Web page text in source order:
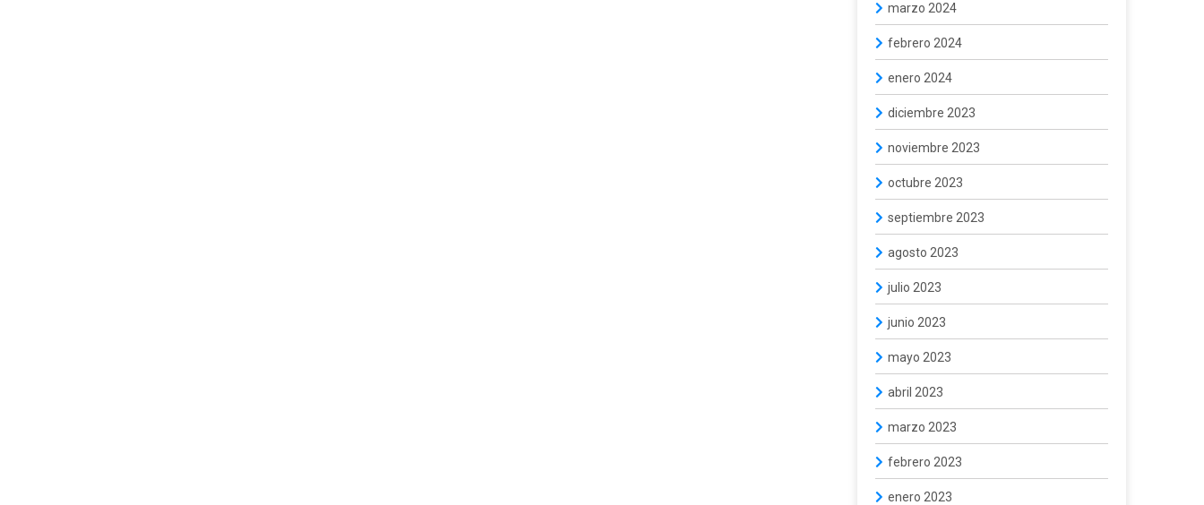
marzo 2024
febrero 2024
enero 2024
diciembre 2023
noviembre 2023
octubre 2023
septiembre 2023
agosto 2023
julio 2023
junio 2023
mayo 2023
abril 2023
marzo 2023
febrero 2023
enero 2023